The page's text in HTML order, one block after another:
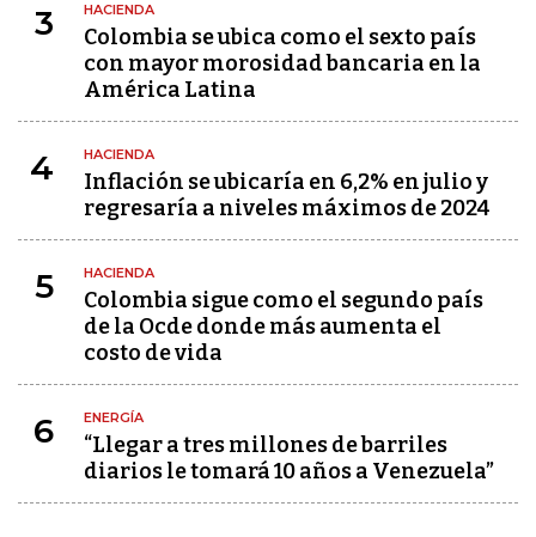
3 HACIENDA
Colombia se ubica como el sexto país
con mayor morosidad bancaria en la
América Latina
4 HACIENDA
Inflación se ubicaría en 6,2% en julio y
regresaría a niveles máximos de 2024
5 HACIENDA
Colombia sigue como el segundo país
de la Ocde donde más aumenta el
costo de vida
6 ENERGÍA
“Llegar a tres millones de barriles
diarios le tomará 10 años a Venezuela”